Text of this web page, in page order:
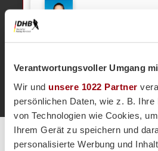
Verantwortungsvoller Umgang
Wir und unsere 1022 Partner
persönlichen Daten, wie z. B.
von Technologien wie Cookies,
Ihrem Gerät zu speichern und
personalisierte Werbung und
1' Anpfiff 1.
Alle Spiele unserer Danas und